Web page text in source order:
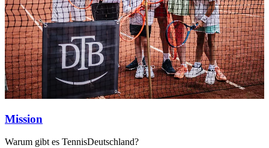
Mission
Warum gibt es TennisDeutschland?